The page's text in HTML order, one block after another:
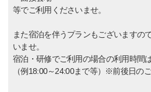
等でご利用くださいませ。
また宿泊を伴うプランもございますの
いませ。
宿泊・研修でご利用の場合の利用時間
（例18:00～24:00まで等）※前後日の